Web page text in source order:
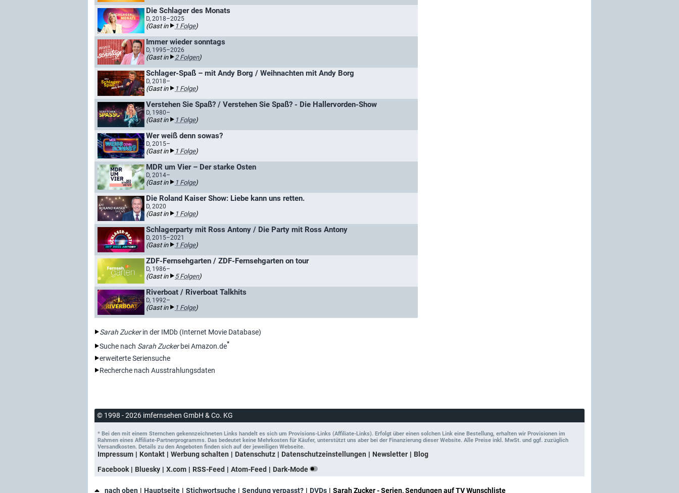
Die Schlager des Monats
D, 2018–2025
(Gast in 1 Folge)
Immer wieder sonntags
D, 1995–2026
(Gast in 2 Folgen)
Schlager-Spaß – mit Andy Borg / Weihnachten mit Andy Borg
D, 2018–
(Gast in 1 Folge)
Verstehen Sie Spaß? / Verstehen Sie Spaß? - Die Hallervorden-Show
D, 1980–
(Gast in 1 Folge)
Wer weiß denn sowas?
D, 2015–
(Gast in 1 Folge)
MDR um Vier – Der starke Osten
D, 2014–
(Gast in 1 Folge)
Die Roland Kaiser Show: Liebe kann uns retten.
D, 2020
(Gast in 1 Folge)
Schlagerparty mit Ross Antony / Die Party mit Ross Antony
D, 2015–2021
(Gast in 1 Folge)
ZDF-Fernsehgarten / ZDF-Fernsehgarten on tour
D, 1986–
(Gast in 5 Folgen)
Riverboat / Riverboat Talkhits
D, 1992–
(Gast in 1 Folge)
Sarah Zuckerin der IMDb (Internet Movie Database)
Suche nach Sarah Zuckerbei Amazon.de*
erweiterte Seriensuche
Recherche nach Ausstrahlungsdaten
© 1998 - 2026 imfernsehen GmbH & Co. KG
* Bei den mit einem Sternchen gekennzeichneten Links handelt es sich um Provisions-Links (Affiliate-Links). Erfolgt über einen solchen Link eine Bestellung, erhalten wir Provisionen im
Rahmen eines Affiliate-Partnerprogramms. Das bedeutet keine Mehrkosten für Käufer, unterstützt uns aber bei der Finanzierung dieser Website. Alle Preise inkl. MwSt. und ggf. zuzüglich
Versandkosten. Details zu den Angeboten finden sich auf der jeweiligen Webseite.
Impressum Kontakt Werbung schalten Datenschutz Datenschutzeinstellungen Newsletter
Blog
Facebook
Bluesky X.com RSS-Feed Atom-Feed Dark-Mode
nach oben Hauptseite Stichwortsuche Sendung verpasst? DVDs Sarah Zucker - Serien, Sendungen auf TV Wunschliste